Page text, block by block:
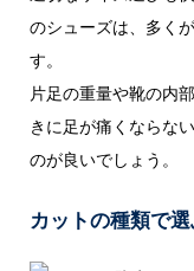
のシューズは、多く
す。
片足の重量や靴の内
きに足が痛くならな
のが良いでしょう。
カットの種類で